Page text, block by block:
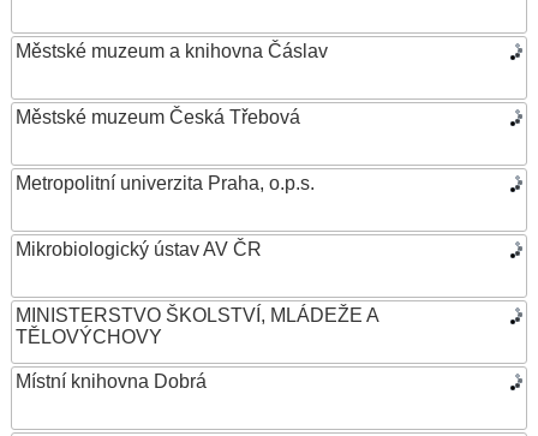
Městské muzeum a knihovna Čáslav
Městské muzeum Česká Třebová
Metropolitní univerzita Praha, o.p.s.
Mikrobiologický ústav AV ČR
MINISTERSTVO ŠKOLSTVÍ, MLÁDEŽE A
TĚLOVÝCHOVY
Místní knihovna Dobrá